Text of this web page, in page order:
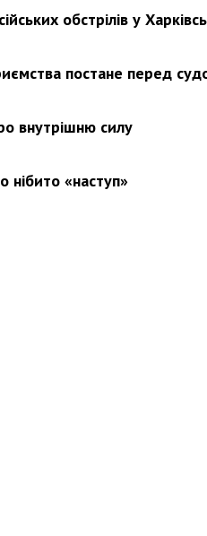
обстрілів у
постане перед
внутрішню силу
нібито «наступ»